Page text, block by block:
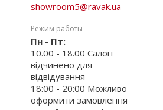
showroom5@ravak.ua
Режим работы
Пн - Пт:
10.00 - 18.00 Салон
відчинено для
відвідування
18:00 - 20:00 Можливо
оформити замовлення